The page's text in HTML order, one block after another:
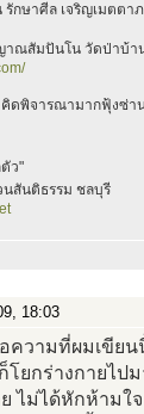
กษาศีล เจริญเมตตา
าณสัมปันโน วัดป่าบ้า
ดพิจารณามากฟุ้งซ่า
ว"
สันติธรรม ชลบุรี
18:03
ความที่ผมเขีย
ยกร่างกายไป
ย ไม่ได้หักห้าม